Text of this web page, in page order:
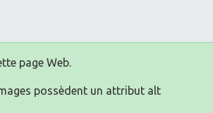
page Web.
possèdent un attribut alt